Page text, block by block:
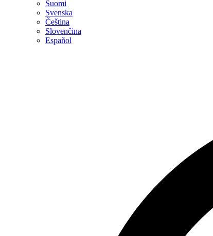
Suomi
Svenska
Čeština
Slovenčina
Español